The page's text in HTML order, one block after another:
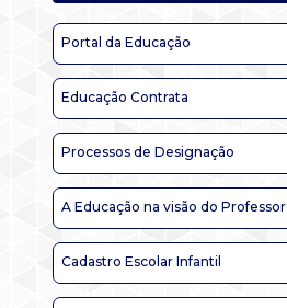
Portal da Educação
Educação Contrata
Processos de Designação
A Educação na visão do Professor
Cadastro Escolar Infantil